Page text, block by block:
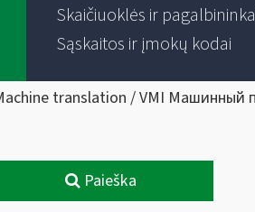
Skaičiuoklės ir
Sąskaitos ir įmokų kodai
translation / VMI Машинный
Paieška